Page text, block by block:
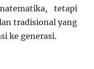
tetapi
tradisional yang
ke generasi.